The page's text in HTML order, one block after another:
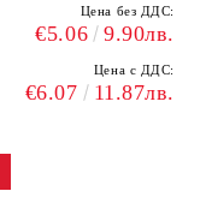
Цена без ДДС:
€5.06 9.90лв.
Цена с ДДС:
€6.07 11.87лв.